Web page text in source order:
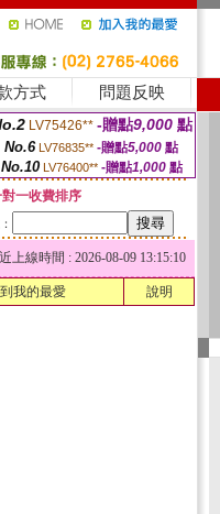
方式 問題反映
LV75426** -贈點9,000 點
No.6 LV76835** -贈點5,000點
No.10 LV76400** -贈點1,000 點
一收費排序
上線時間 : 2026-08-09 13:15:10
我的最愛 說明